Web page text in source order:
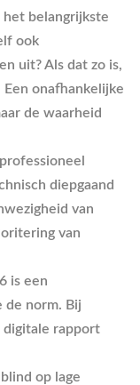
het belangrijkste
ook
uit? Als dat zo is,
onafhankelijke
de waarheid
diepgaand
van
van
is een
de norm. Bij
digitale rapport
op lage